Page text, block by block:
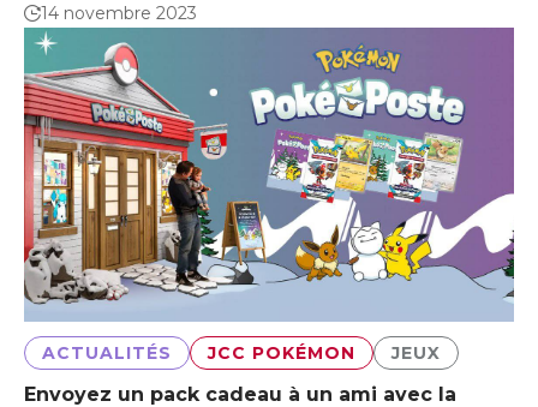
14 novembre 2023
ACTUALITÉS JCC POKÉMON JEUX
Envoyez un pack cadeau à un ami avec la